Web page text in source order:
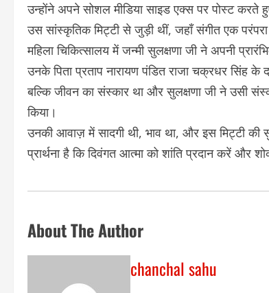
उन्होंने अपने सोशल मीडिया साइड एक्स पर पोस्ट
उस सांस्कृतिक मिट्टी से जुड़ी थीं, जहाँ संगीत एक परंपरा
महिला चिकित्सालय में जन्मी सुलक्षणा जी ने अपनी
उनके पिता प्रताप नारायण पंडित राजा चक्रधर सिंह
बल्कि जीवन का संस्कार था और सुलक्षणा जी ने उसी
किया।
उनकी आवाज़ में सादगी थी, भाव था, और इस मिट्टी
प्रार्थना है कि दिवंगत आत्मा को शांति प्रदान करें और
About The Author
chanchal sahu